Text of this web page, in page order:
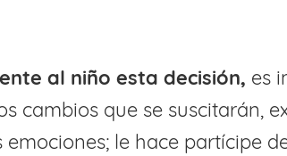
al niño esta decisión, es
cambios que se suscitarán,
le hace partícipe